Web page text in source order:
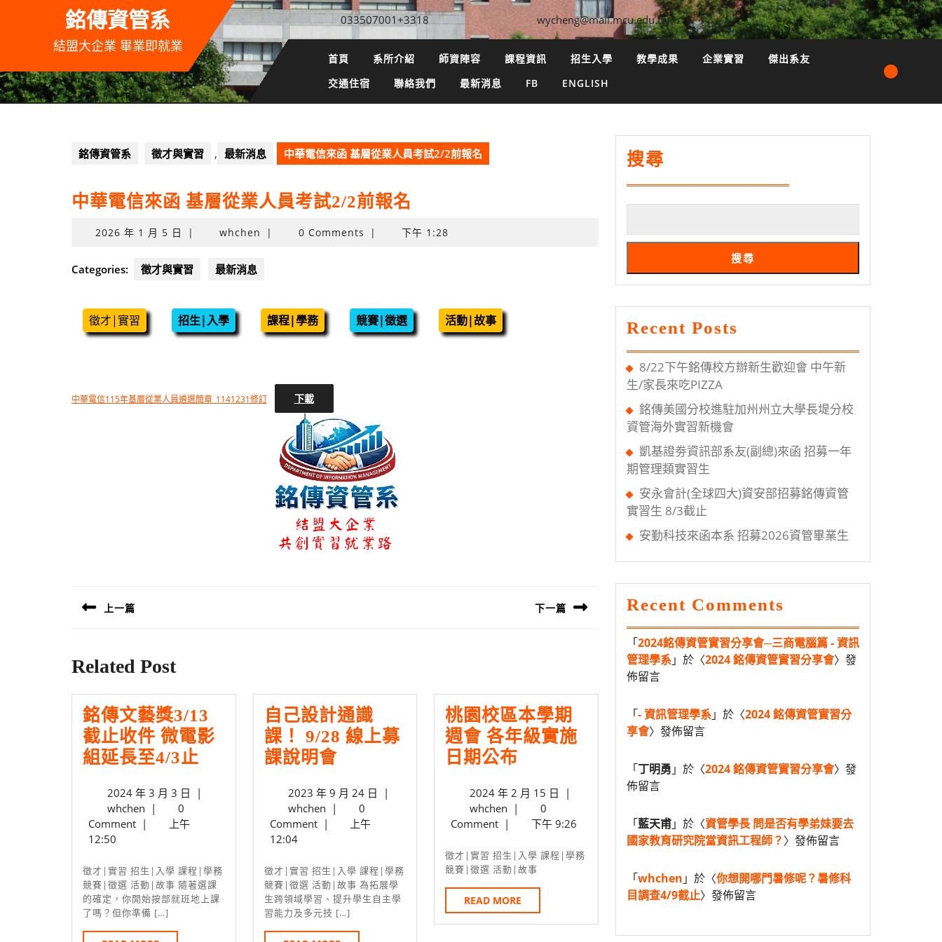
銘傳資管系
結盟大企業 畢業即就業
033507001+3318 wycheng@mail.mcu.edu.tw
首頁 系所介紹 師資陣容 課程資訊 招生入學 教學成果 企業實習
傑出系友
交通住宿
聯絡我們 最新消息 FB ENGLISH
銘傳資管系 徵才與實習 , 最新消息 中華電信來函 基層從業人員考試2/2前報名
中華電信來函 基層從業人員考試2/2前報名
2026 年 1 月 5 日 2026
1
月
日
| whchen | 0 Comments | 下午 1:28
Categories: 徵才與實習 最新消息
徵才|實習 招生|入學 課程|學務 競賽|徵選 活動|故事
中華電信115年基層從業人員遴選簡章_1141231修訂 下載
導
上一篇 下一篇
Related Post
銘傳文藝獎3/13
截止收件 微電影
組延長至4/3止
文
3/13
截
止
2024 年 3 月 3 日 2024
3
日
|
whchenwhchen
|
0
Comment |
上午
12:50
徵才|實習 招生|入學 課程|學務
競賽|徵選 活動|故事 隨著選課
的確定，你開始按部就班地上課
了嗎？但你準備 […]
自己設計通識
課！ 9/28 線上募
課說明會自
設
計
識
課！
9/28
2023 年 9 月 24 日 2023
日
|
whchen whchen
|
0
Comment |
上午
12:04
徵才|實習 招生|入學 課程|學務
競賽|徵選 活動|故事 為拓展學
生跨領域學習、提升學生自主學
習能力及多元技 […]
桃園校區本學期
週會 各年級實施
日期公布
校
區
學
期
週
會
2024 年 2 月 15 日 2024
2
15
|
whchen whchen
|
0
Comment | 下午 9:26
徵才|實習 招生|入學 課程|學務
競賽|徵選 活動|故事
READ MORE
MORE
搜尋
搜尋
Recent Posts
8/22下午銘傳校方辦新生歡迎會 中午新
生/家長來吃PIZZA
銘傳美國分校進駐加州州立大學長堤分校
資管海外實習新機會
凱基證劵資訊部系友(副總)來函 招募一年
期管理類實習生
安永會計(全球四大)資安部招募銘傳資管
實習生 8/3截止
安勤科技來函本系 招募2026資管畢業生
Recent Comments
「2024銘傳資管實習分享會─三商電腦篇 - 資訊
管理學系」於〈2024 銘傳資管實習分享會〉發
佈留言
「- 資訊管理學系」於〈2024 銘傳資管實習分
享會〉發佈留言
「丁明勇 」於〈2024 銘傳資管實習分享會〉發
佈留言
「藍天甫」於〈資管學長 問是否有學弟妹要去
國家教育研究院當資訊工程師？〉發佈留言
「whchen 」於〈你想開哪門暑修呢？暑修科
目調查4/9截止〉發佈留言